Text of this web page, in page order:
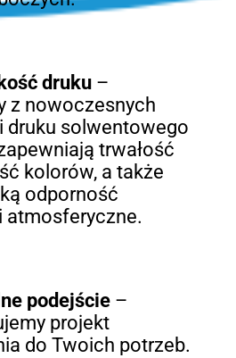
druku–
z nowoczesnych
druku solwentowego
trwałość
kolorów, a także
odporność
atmosferyczne.
podejście–
projekt
do Twoich potrzeb.